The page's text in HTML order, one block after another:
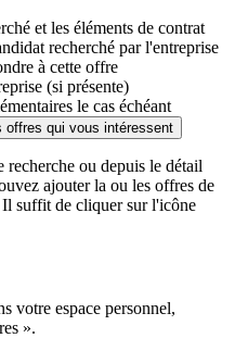
et les éléments de contrat
recherché par l'entreprise
à cette offre
(si présente)
le cas échéant
qui vous intéressent
recherche ou depuis le détail
ajouter la ou les offres de
suffit de cliquer sur l'icône
votre espace personnel,
».